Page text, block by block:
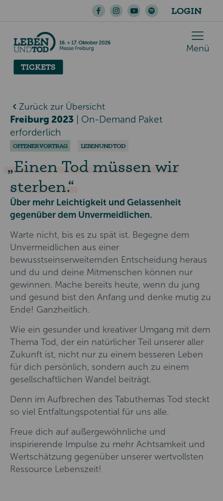
LOGIN
TICKETS
Menü
Zurück zur Übersicht
Freiburg 2023
On-Demand Paket
erforderlich
OFFENER VORTRAG LEBEN UND TOD
Einen Tod müssen wir
sterben.
Über mehr Leichtigkeit und Gelassenheit
gegenüber dem Unvermeidlichen.
Warte nicht, bis es zu spät ist. Begegne dem
Unvermeidlichen aus einer
bewusstseinserweiternden Entscheidung heraus
und du und deine Mitmenschen können nur
gewinnen. Mache bereits heute, wenn du jung
und gesund bist den Anfang und denke mutig zu
Ende! Ganzheitlich.
Wie ein gesunder und kreativer Umgang mit dem
Thema Tod, der ein natürlicher Teil unserer aller
Zukunft ist, nicht nur zu einem besseren Leben
für dich persönlich, sondern auch zu einem
gesellschaftlichen Wandel beiträgt.
Denn im Aufbrechen des Tabuthemas Tod steckt
so viel Entfaltungspotential für uns alle.
Freue dich auf außergewöhnliche und
inspirierende Impulse zu mehr Achtsamkeit und
Wertschätzung gegenüber unserer wertvollsten
Ressource Lebenszeit!